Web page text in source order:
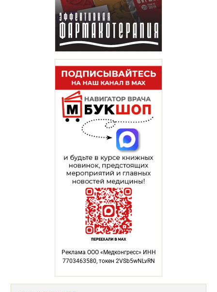
Реклама ООО «Медконгресс» ИНН
7703463580, токен 2VSb5wNLvRN